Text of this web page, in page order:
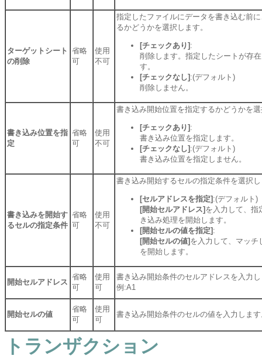
ターゲットシート
の削除
省略
可
使用
不可
指定したファイルにデータを書き込む前
るかどうかを選択します。
[チェックあり] :
削除します。指定したシートが存
す。
[チェックなし] :(デフォルト)
削除しません。
書き込み位置を指
定
省略
可
使用
不可
書き込み開始位置を指定するかどうかを
[チェックあり] :
書き込み位置を指定します。
[チェックなし] :(デフォルト)
書き込み位置を指定しません。
書き込みを開始す
るセルの指定条件
省略
可
使用
不可
書き込み開始するセルの指定条件を選択
[セルアドレスを指定] :(デフォルト)
[開始セルアドレス] を入力して、指
き込み処理を開始します。
[開始セルの値を指定] :
[開始セルの値] を入力して、マッチ
を開始します。
開始セルアドレス
省略
可
使用
可
書き込み開始条件のセルアドレスを入力
例:A1
開始セルの値
省略
可
使用
可
書き込み開始条件のセルの値を入力しま
トランザクション